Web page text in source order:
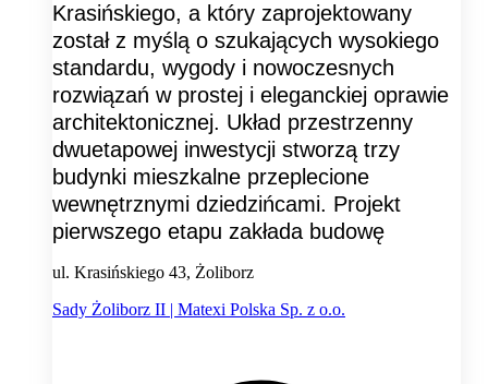
Krasińskiego, a który zaprojektowany
został z myślą o szukających wysokiego
standardu, wygody i nowoczesnych
rozwiązań w prostej i eleganckiej oprawie
architektonicznej. Układ przestrzenny
dwuetapowej inwestycji stworzą trzy
budynki mieszkalne przeplecione
wewnętrznymi dziedzińcami. Projekt
pierwszego etapu zakłada budowę
ul. Krasińskiego 43, Żoliborz
Sady Żoliborz II | Matexi Polska Sp. z o.o.